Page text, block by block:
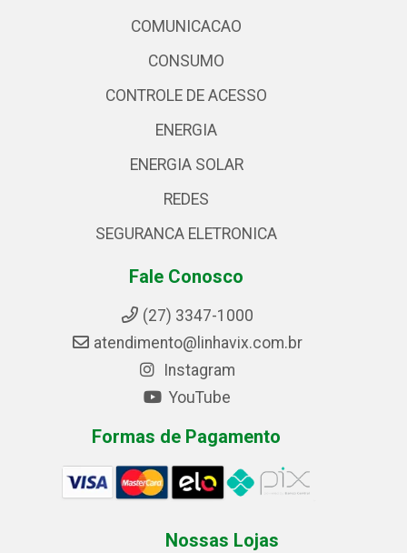
COMUNICACAO
CONSUMO
CONTROLE DE ACESSO
ENERGIA
ENERGIA SOLAR
REDES
SEGURANCA ELETRONICA
Fale Conosco
(27) 3347-1000
atendimento@linhavix.com.br
Instagram
YouTube
Formas de Pagamento
Nossas Lojas